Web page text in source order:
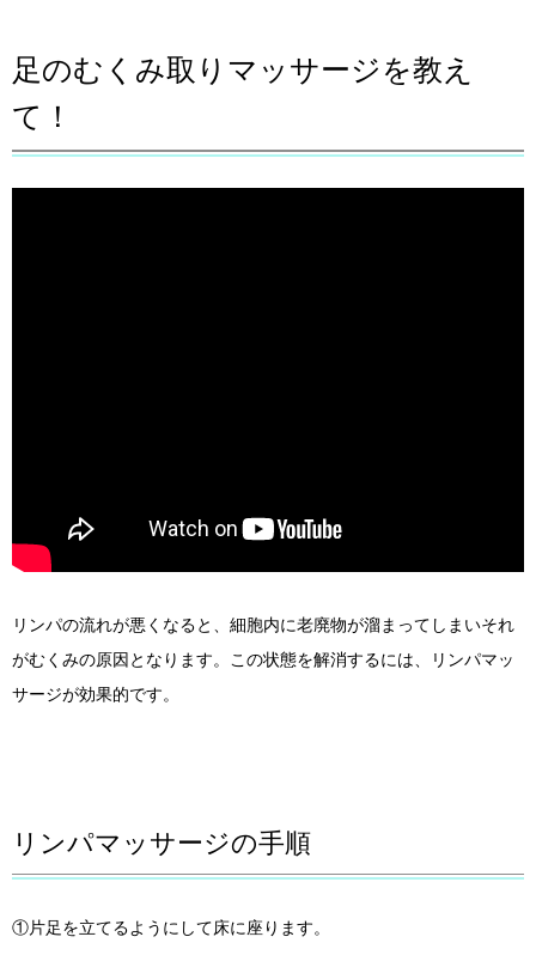
足のむくみ取りマッサージを教え
て！
リンパの流れが悪くなると、細胞内に老廃物が溜まってしまいそれ
がむくみの原因となります。この状態を解消するには、リンパマッ
サージが効果的です。
リンパマッサージの手順
①片足を立てるようにして床に座ります。